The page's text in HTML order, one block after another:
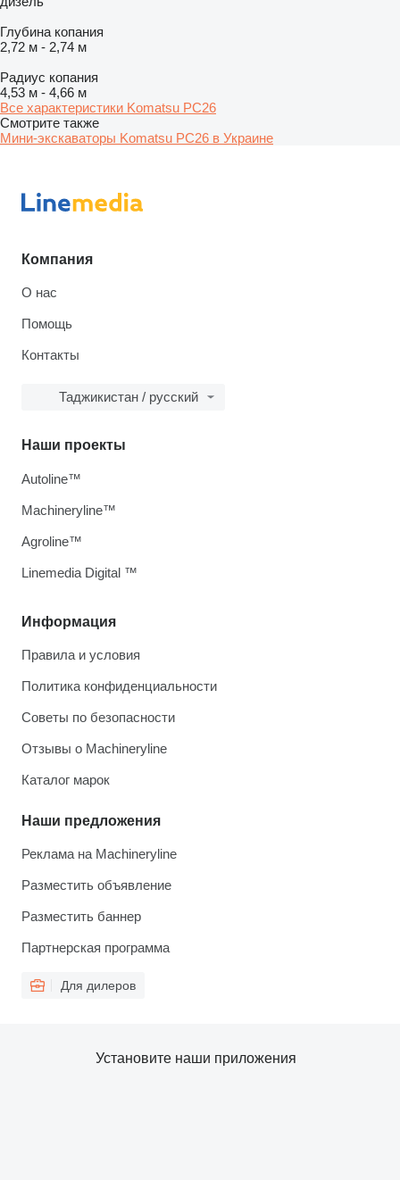
Глубина копания
2,72 м - 2,74 м
Радиус копания
4,53 м - 4,66 м
Все характеристики Komatsu PC26
Смотрите также
Мини-экскаваторы Komatsu PC26 в Украине
Компания
О нас
Помощь
Контакты
Таджикистан / русский
Информация
Правила и условия
Политика конфиденциальности
Советы по безопасности
Отзывы о Machineryline
Каталог марок
Наши предложения
Реклама на Machineryline
Разместить объявление
Разместить баннер
Партнерская программа
Для дилеров
Наши проекты
Autoline™
Machineryline™
Agroline™
Linemedia Digital ™
Установите наши приложения